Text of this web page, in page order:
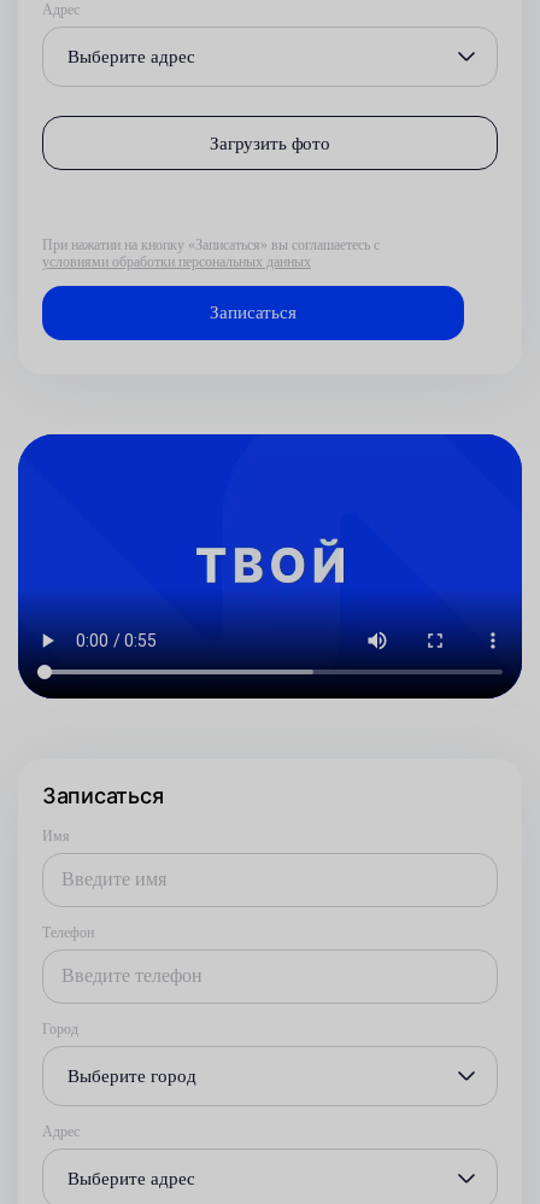
Адрес
Выберите адрес
Загрузить фото
При нажатии на кнопку «Записаться» вы соглашаетесь с
условиями обработки персональных данных
Записаться
Имя
Телефон
Город
Выберите город
Адрес
Выберите адрес